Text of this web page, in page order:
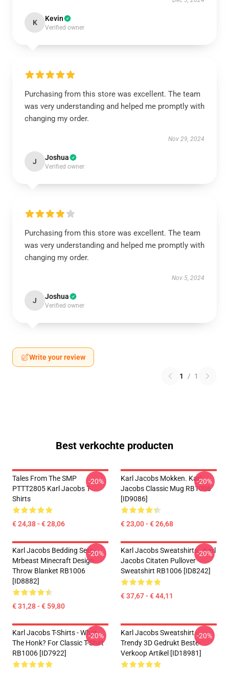
K Kevin
Verified owner
Purchasing from this store was excellent. The team
was very understanding and helped me promptly with
changing my order.
Nov 29, 2024
J Joshua
Verified owner
Purchasing from this store was excellent. The team
was very understanding and helped me promptly with
changing my order.
Nov 5, 2024
J Joshua
Verified owner
Write your review
1 / 1
Best verkochte producten
Tales From The SMP
PTTT2805 Karl Jacobs T-
Shirts
€ 24,38 - € 28,06
-20%
Karl Jacobs Mokken. Karl
Jacobs Classic Mug RB1006
[ID9086]
€ 23,00 - € 26,68
-20%
Karl Jacobs Bedding Sets -
Mrbeast Minecraft Design
Throw Blanket RB1006
[ID8882]
€ 31,28 - € 59,80
-20%
Karl Jacobs Sweatshirts - Karl
Jacobs Citaten Pullover
Sweatshirt RB1006 [ID8242]
€ 37,67 - € 44,11
-20%
Karl Jacobs T-Shirts - What
The Honk? For Classic T-Shirt
RB1006 [ID7922]
-20%
Karl Jacobs Sweatshirt -
Trendy 3D Gedrukt Beste-
Verkoop Artikel [ID18981]
-20%